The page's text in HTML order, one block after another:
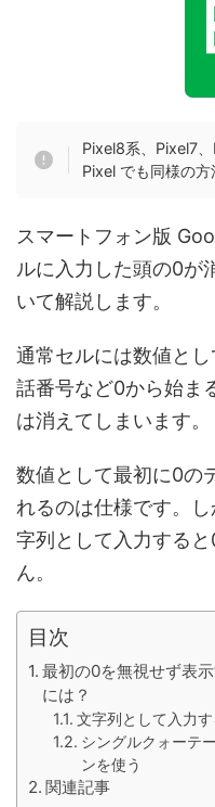
Pixel8系、Pixel7
Pixel でも同様の方
スマートフォン版
ルに入力した頭の0が
いて解説します。
通常セルには数値と
話番号など0から始ま
は消えてしまいます。
数値として最初に0の
れるのは仕様です。
字列として入力する
ん。
目次
最初の0を無視せず表
には？
文字列として入力す
シングルクォーテ
ンを使う
関連記事